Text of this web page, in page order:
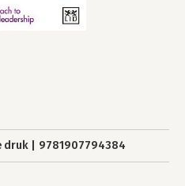
druk 9781907794384